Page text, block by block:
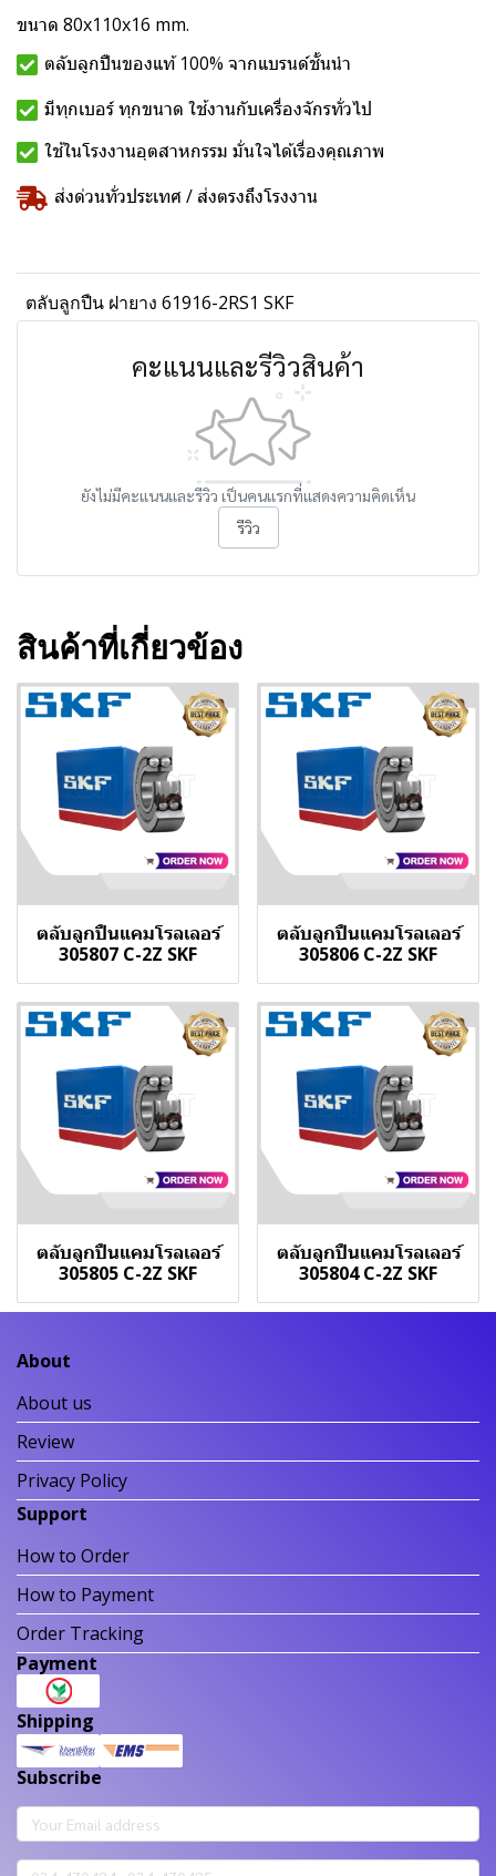
ขนาด 80x110x16 mm.
ตลับลูกปืนของแท้ 100% จากแบรนด์ชั้นนำ
มีทุกเบอร์ ทุกขนาด ใช้งานกับเครื่องจักรทั่วไป
ใช้ในโรงงานอุตสาหกรรม มั่นใจได้เรื่องคุณภาพ
ส่งด่วนทั่วประเทศ / ส่งตรงถึงโรงงาน
ตลับลูกปืน ฝายาง 61916-2RS1 SKF
คะแนนและรีวิวสินค้า
ยังไม่มีคะแนนและรีวิว เป็นคนแรกที่แสดงความคิดเห็น
รีวิว
สินค้าที่เกี่ยวข้อง
ตลับลูกปืนแคมโรลเลอร์
305807 C-2Z SKF
ตลับลูกปืนแคมโรลเลอร์
305806 C-2Z SKF
ตลับลูกปืนแคมโรลเลอร์
305805 C-2Z SKF
ตลับลูกปืนแคมโรลเลอร์
305804 C-2Z SKF
About
About us
Review
Privacy Policy
Support
How to Order
How to Payment
Order Tracking
Payment
Shipping
Subscribe